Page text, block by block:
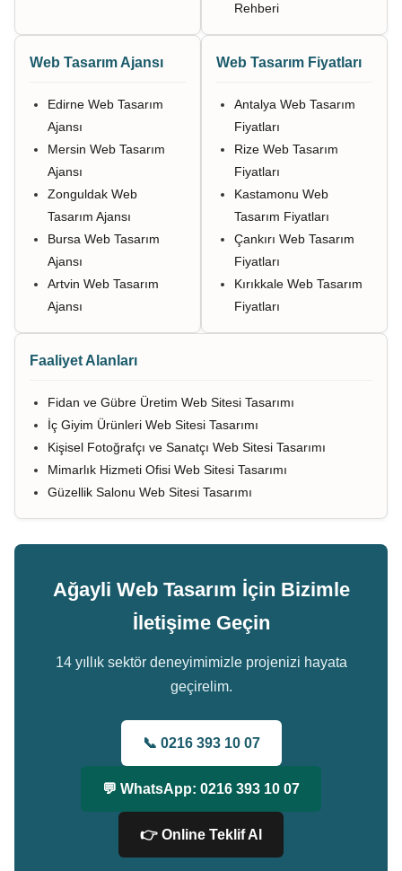
Rehberi
Web Tasarım Ajansı
Edirne Web Tasarım
Ajansı
Mersin Web Tasarım
Ajansı
Zonguldak Web
Tasarım Ajansı
Bursa Web Tasarım
Ajansı
Artvin Web Tasarım
Ajansı
Web Tasarım Fiyatları
Antalya Web Tasarım
Fiyatları
Rize Web Tasarım
Fiyatları
Kastamonu Web
Tasarım Fiyatları
Çankırı Web Tasarım
Fiyatları
Kırıkkale Web Tasarım
Fiyatları
Faaliyet Alanları
Fidan ve Gübre Üretim Web Sitesi Tasarımı
İç Giyim Ürünleri Web Sitesi Tasarımı
Kişisel Fotoğrafçı ve Sanatçı Web Sitesi Tasarımı
Mimarlık Hizmeti Ofisi Web Sitesi Tasarımı
Güzellik Salonu Web Sitesi Tasarımı
Ağayli Web Tasarım İçin Bizimle
İletişime Geçin
14 yıllık sektör deneyimimizle projenizi hayata
geçirelim.
📞 0216 393 10 07
💬 WhatsApp: 0216 393 10 07
👉 Online Teklif Al